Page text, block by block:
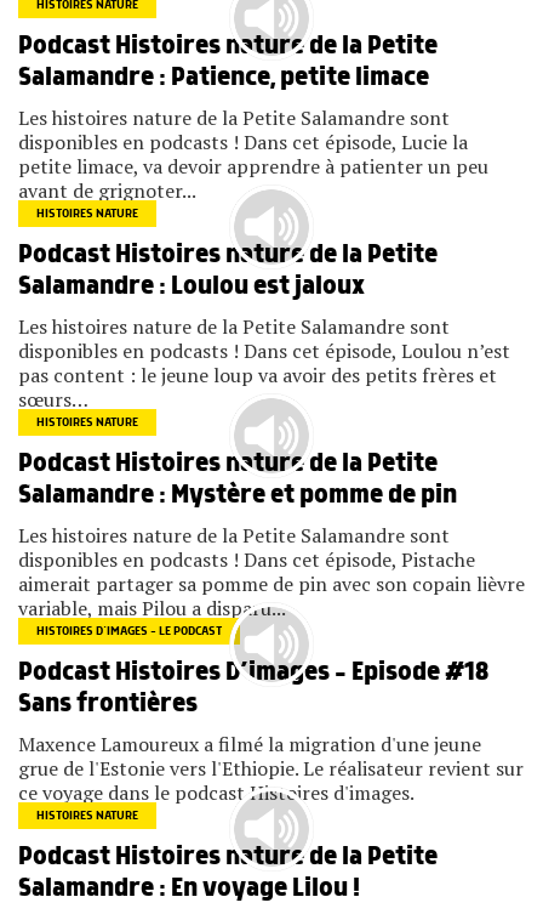
HISTOIRES NATURE
Podcast Histoires nature de la Petite
Salamandre : Patience, petite limace
Les histoires nature de la Petite Salamandre sont
disponibles en podcasts ! Dans cet épisode, Lucie la
petite limace, va devoir apprendre à patienter un peu
avant de grignoter...
HISTOIRES NATURE
Podcast Histoires nature de la Petite
Salamandre : Loulou est jaloux
Les histoires nature de la Petite Salamandre sont
disponibles en podcasts ! Dans cet épisode, Loulou n’est
pas content : le jeune loup va avoir des petits frères et
sœurs…
HISTOIRES NATURE
Podcast Histoires nature de la Petite
Salamandre : Mystère et pomme de pin
Les histoires nature de la Petite Salamandre sont
disponibles en podcasts ! Dans cet épisode, Pistache
aimerait partager sa pomme de pin avec son copain lièvre
variable, mais Pilou a disparu...
HISTOIRES D’IMAGES - LE PODCAST
Podcast Histoires D’images – Episode #18
Sans frontières
Maxence Lamoureux a filmé la migration d'une jeune
grue de l'Estonie vers l'Ethiopie. Le réalisateur revient sur
ce voyage dans le podcast Histoires d'images.
HISTOIRES NATURE
Podcast Histoires nature de la Petite
Salamandre : En voyage Lilou !